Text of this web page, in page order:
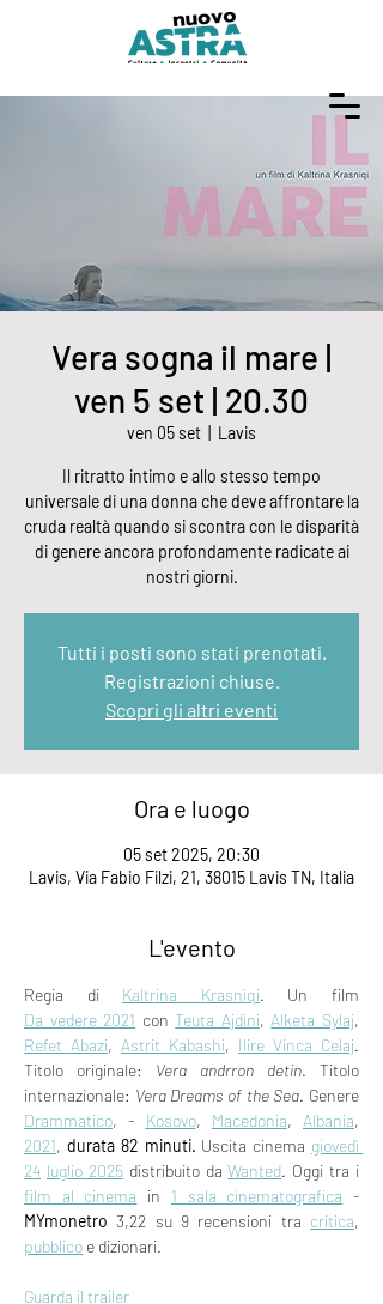
Vera sogna il mare |
ven 5 set | 20.30
ven 05 set Lavis
Il ritratto intimo e allo stesso tempo
universale di una donna che deve affrontare la
cruda realtà quando si scontra con le disparità
di genere ancora profondamente radicate ai
nostri giorni.
Tutti i posti sono stati prenotati.
Registrazioni chiuse.
Scopri gli altri eventi
Ora e luogo
05 set 2025, 20:30
Lavis, Via Fabio Filzi, 21, 38015 Lavis TN, Italia
L'evento
Regia di Kaltrina Krasniqi
Da vedere 2021 con Teuta Ajdini, Alketa Sylaj
Refet Abazi, Astrit Kabashi, Ilire Vinca Celaj.
Titolo originale: Vera andrron detin. Titolo
internazionale: Vera Dreams of the Sea
Drammatico, - Kosovo, Macedonia, Albania
2021, durata 82 minuti. Uscita cinema giovedì
24 luglio 2025 distribuito da Wanted
film al cinema in 1 sala cinematografica
MYmonetro 3,22 su 9 recensioni tra critica
pubblico e dizionari.
Guarda il trailer